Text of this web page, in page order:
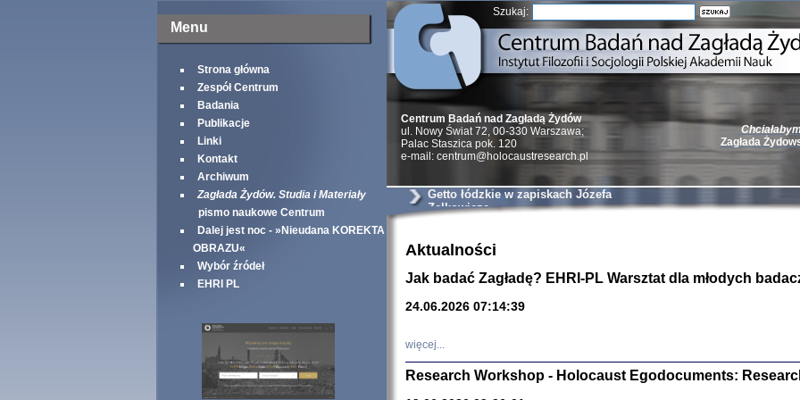
Menu
Strona główna
Zespół Centrum
Badania
Publikacje
Linki
Kontakt
Archiwum
Zagłada Żydów. Studia i Materiały
pismo naukowe Centrum
Dalej jest noc - »Nieudana KOREKTA
OBRAZU«
Wybór źródeł
EHRI PL
Szukaj:
Zagłada
Natalia Aleksiun,
Deborah Dash
Turski, Laurence
Centrum Badań nad Zagładą Żydów
ul. Nowy Świat 72, 00-330 Warszawa;
Palac Staszica pok. 120
e-mail: centrum@holocaustresearch.pl
Getto łódzkie w zapiskach Józefa
Zelkowicza
Aktualności
Jak badać Zagładę? EHRI-PL Warsztat dla młodych
24.06.2026 07:14:39
więcej...
Research Workshop - Holocaust Egodocuments: